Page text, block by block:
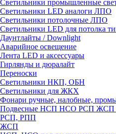
Светильники промышленные
Светильники LED аналоги ЛПО
Светильники потолочные ЛПО
Светильники LED для потолка
Даунтлайты / Downlight
Аварийное освещение
Лента LED и аксессуары
Гирлянды и дюралайт
Переноски
Светильники НКП, ОБН
Светильники для ЖКХ
Фонари ручные, налобные,
Подвесные НСП НСО РСП
РСП, РПП
ЖСП